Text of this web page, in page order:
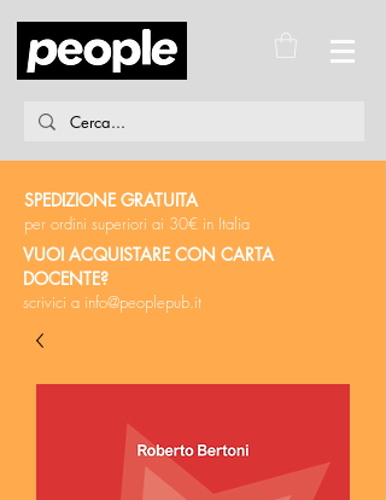
SPEDIZIONE GRATUITA
per ordini superiori ai 30€ in Italia
VUOI ACQUISTARE CON CARTA
DOCENTE?
scrivici a info@peoplepub.it